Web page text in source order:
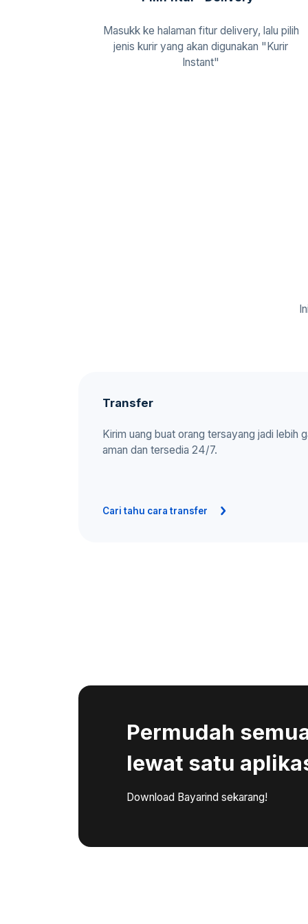
Masukk ke halaman fitur delivery, lalu pilih
jenis kurir yang akan digunakan "Kurir
Instant"
Transfer
Kirim uang buat orang tersayang jadi lebih
aman dan tersedia 24/7.
Cari tahu cara transfer
Permudah
lewat satu
Download Bayarind sekarang!